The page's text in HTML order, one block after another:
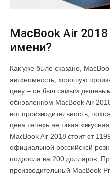
MacBook Air
имени?
Как уже было сказано,
автономность, хорошую
цену – он был самым
обновленном MacBook Air
вот производительность,
цена теперь не такая
MacBook Air 2018 стоит от
официальной российской
подросла на 200 долларов.
производительный MacBook